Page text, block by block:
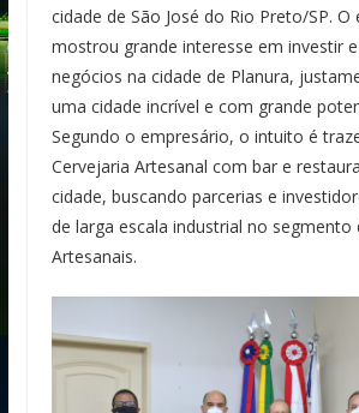
cidade de São José do Rio Preto/SP. O
mostrou grande interesse em investir
negócios na cidade de Planura,
uma cidade incrível e com grande
Segundo o empresário, o intuito é
Cervejaria Artesanal com bar e
cidade, buscando parcerias e
de larga escala industrial no segmento
Artesanais.